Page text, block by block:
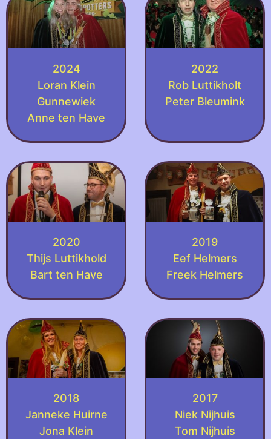
2024
Loran Klein
Gunnewiek
Anne ten Have
2022
Rob Luttikholt
Peter Bleumink
2020
Thijs Luttikhold
Bart ten Have
2019
Eef Helmers
Freek Helmers
2018
Janneke Huirne
Jona Klein
2017
Niek Nijhuis
Tom Nijhuis